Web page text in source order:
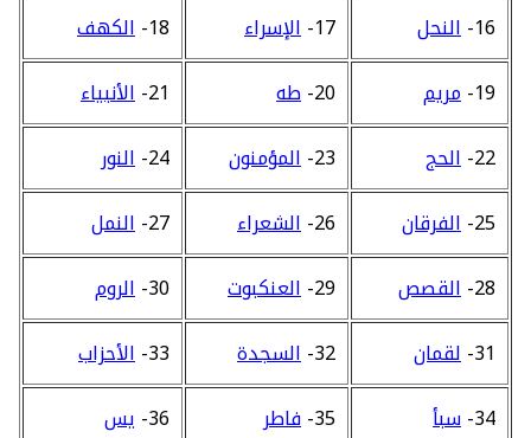
16- النحل 17- الإسراء 18- الكهف
19- مريم 20- طه 21- الأنبياء
22- الحج 23- المؤمنون 24- النور
25- الفرقان 26- الشعراء 27- النمل
28- القصص 29- العنكبوت 30- الروم
31- لقمان 32- السجدة 33- الأحزاب
34- سبأ 35- فاطر 36- يس